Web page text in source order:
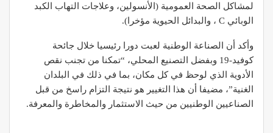
لمشاكل الصحة العمومية (الأنسولين، وعلاجات التهاب الكبد
الوبائي C ، والبدائل الحيوية مؤخرا).
وأكد أن الصناعة الوطنية لعبت دورا رئيسيا خلال جائحة
كوفيد-19 وبفضل التصنيع المحلي، “تمكنا من تجنب نقص
الأدوية الذي لوحظ في كل مكان، بما في ذلك في البلدان
الغنية”، مضيفا أن هذا التغيير هو نتيجة التزام راسخ من قبل
الصناعيين الوطنيين من حيث الاستثمار والمخاطرة والمعرفة.